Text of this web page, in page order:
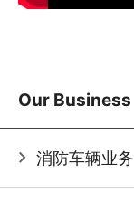
Our Business
消防车辆业务